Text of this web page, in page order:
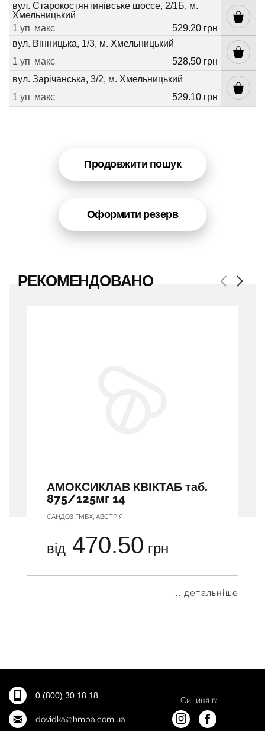
вул. Старокостянтинівське шоссе, 2/1Б, м.
Хмельницький
1 уп макс
529.20 грн
вул. Вінницька, 1/3, м. Хмельницький
1 уп макс
528.50 грн
вул. Зарічанська, 3/2, м. Хмельницький
1 уп макс 529.10 грн
Продовжити пошук
Оформити резерв
РЕКОМЕНДОВАНО Previous
АМОКСИКЛАВ КВІКТАБ таб.
875/125мг 14
САНДОЗ ГМБХ, АВСТРІЯ
від 470.50 грн
... детальніше
Next
0 (800) 30 18 18
dovidka@hmpa.com.ua
Синиця в: